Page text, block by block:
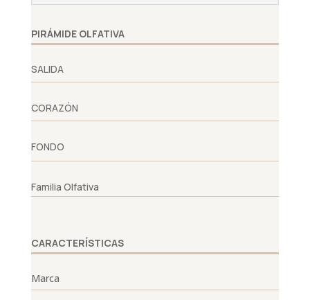
PIRÁMIDE OLFATIVA
SALIDA
CORAZÓN
FONDO
Familia Olfativa
CARACTERÍSTICAS
Marca